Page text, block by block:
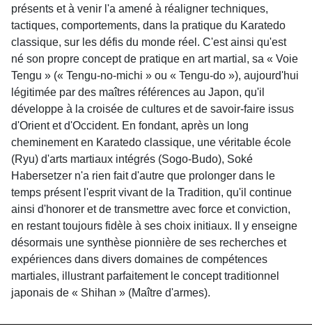
présents et à venir l'a amené à réaligner techniques,
tactiques, comportements, dans la pratique du Karatedo
classique, sur les défis du monde réel. C'est ainsi qu'est
né son propre concept de pratique en art martial, sa « Voie
Tengu » (« Tengu-no-michi » ou « Tengu-do »), aujourd'hui
légitimée par des maîtres références au Japon, qu'il
développe à la croisée de cultures et de savoir-faire issus
d'Orient et d'Occident. En fondant, après un long
cheminement en Karatedo classique, une véritable école
(Ryu) d'arts martiaux intégrés (Sogo-Budo), Soké
Habersetzer n'a rien fait d'autre que prolonger dans le
temps présent l'esprit vivant de la Tradition, qu'il continue
ainsi d'honorer et de transmettre avec force et conviction,
en restant toujours fidèle à ses choix initiaux. Il y enseigne
désormais une synthèse pionnière de ses recherches et
expériences dans divers domaines de compétences
martiales, illustrant parfaitement le concept traditionnel
japonais de « Shihan » (Maître d'armes).